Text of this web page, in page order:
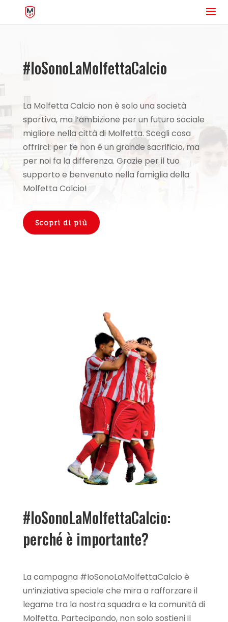
#IoSonoLaMolfettaCalcio
La Molfetta Calcio non è solo una società
sportiva, ma l’ambizione per un futuro sociale
migliore nella città di Molfetta. Scegli cosa
offrirci: per te non è un grande sacrificio, ma
per noi fa la differenza. Grazie per il tuo
supporto e benvenuto nella famiglia della
Molfetta Calcio!
Scopri di più
#IoSonoLaMolfettaCalcio:
perché è importante?
La campagna #IoSonoLaMolfettaCalcio è
un’iniziativa speciale che mira a rafforzare il
legame tra la nostra squadra e la comunità di
Molfetta. Partecipando, non solo sostieni il